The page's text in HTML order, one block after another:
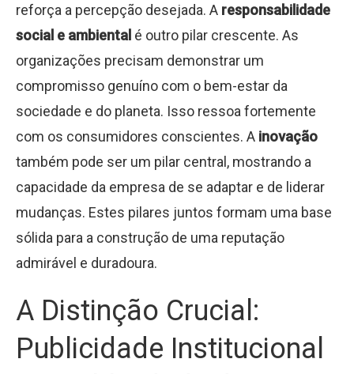
reforça a percepção desejada. A responsabilidade
social e ambiental é outro pilar crescente. As
organizações precisam demonstrar um
compromisso genuíno com o bem-estar da
sociedade e do planeta. Isso ressoa fortemente
com os consumidores conscientes. A inovação
também pode ser um pilar central, mostrando a
capacidade da empresa de se adaptar e de liderar
mudanças. Estes pilares juntos formam uma base
sólida para a construção de uma reputação
admirável e duradoura.
A Distinção Crucial:
Publicidade Institucional